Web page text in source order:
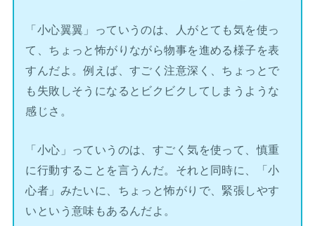
「小心翼翼」っていうのは、人がとても気を使っ
て、ちょっと怖がりながら物事を進める様子を表
すんだよ。例えば、すごく注意深く、ちょっとで
も失敗しそうになるとビクビクしてしまうような
感じさ。
「小心」っていうのは、すごく気を使って、慎重
に行動することを言うんだ。それと同時に、「小
心者」みたいに、ちょっと怖がりで、緊張しやす
いという意味もあるんだよ。